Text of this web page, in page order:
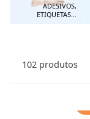
ADESIVOS,
ETIQUETAS E
102 produtos